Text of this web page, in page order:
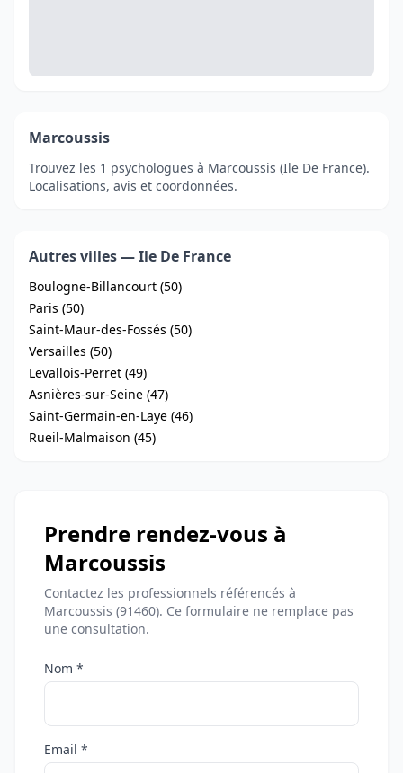
Marcoussis
Trouvez les 1 psychologues à Marcoussis (Ile De France).
Localisations, avis et coordonnées.
Autres villes — Ile De France
Boulogne-Billancourt (50)
Paris (50)
Saint-Maur-des-Fossés (50)
Versailles (50)
Levallois-Perret (49)
Asnières-sur-Seine (47)
Saint-Germain-en-Laye (46)
Rueil-Malmaison (45)
Prendre rendez-vous à
Marcoussis
Contactez les professionnels référencés à
Marcoussis (91460). Ce formulaire ne remplace pas
une consultation.
Nom *
Email *